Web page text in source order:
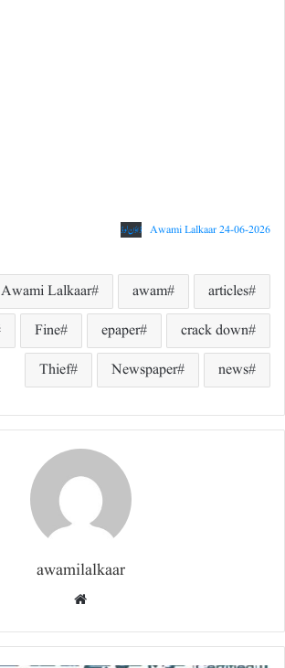
Awami Lalkaar 24-06-2026 ڈاؤن لوڈ
articles
awam
Awami Lalkaar
crack down
epaper
Fine
news
Newspaper
Thief
awamilalkaar